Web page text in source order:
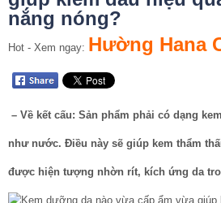
nắng nóng?
Hot - Xem ngay: Hường Hana
– Về kết cấu: Sản phẩm phải có dạng
như nước. Điều này sẽ giúp kem thẩm
được hiện tượng nhờn rít, kích ứng da